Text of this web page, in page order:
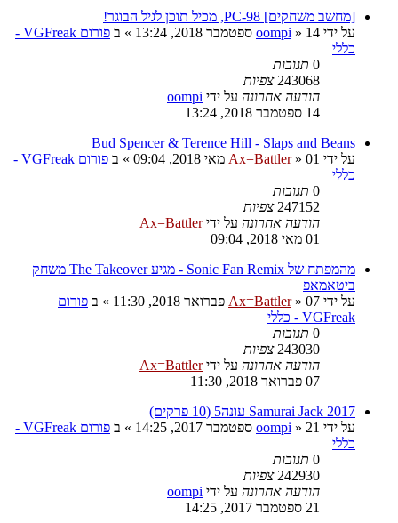
[מחשב משחקים] PC-98, מכיל תוכן לגיל הבוגר!
על ידי
oompi » 14 ספטמבר 2018, 13:24 » ב
פורום VGFreak -
כללי
0 תגובות
243068 צפיות
הודעה אחרונה על ידי oompi
14 ספטמבר 2018, 13:24
Bud Spencer & Terence Hill - Slaps and Beans
על ידי
Ax=Battler» 01 מאי 2018, 09:04 » ב
פורום VGFreak -
כללי
0 תגובות
247152 צפיות
הודעה אחרונה על ידיAx=Battler
01 מאי 2018, 09:04
מהמפתח של Sonic Fan Remix - מגיע The Takeover משחק
ביטאמאפ
על ידי
Ax=Battler» 07 פברואר 2018, 11:30 » ב פורום
VGFreak - כללי
0 תגובות
243030 צפיות
הודעה אחרונה על ידיAx=Battler
07 פברואר 2018, 11:30
Samurai Jack 2017 עונה5 (10 פרקים)
על ידי
oompi » 21 ספטמבר 2017, 14:25 » ב
פורום VGFreak -
כללי
0 תגובות
242930 צפיות
הודעה אחרונה על ידי oompi
21 ספטמבר 2017, 14:25